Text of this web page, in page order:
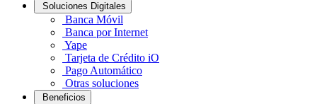
Soluciones Digitales
Banca Móvil
Banca por Internet
Yape
Tarjeta de Crédito iO
Pago Automático
Otras soluciones
Beneficios